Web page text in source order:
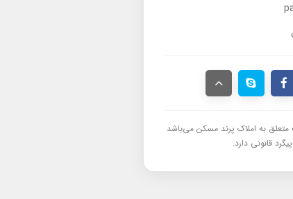
به املاک پرند مسکن می‌باشد
قانونی دارد.